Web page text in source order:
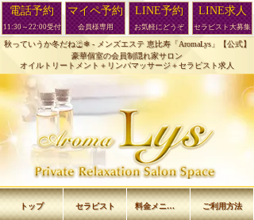
秋っていうか冬だね☃❄ - メンズエステ 恵比寿「AromaLys」【公式】
豪華個室の会員制隠れ家サロン
オイルトリートメント＋リンパマッサージ＋セラピスト求人
トップ セラピスト 料金メニュー ご利用方法
電話予約
11:30～22:00受付
マイペ予約
会員様専用
LINE予約
お気軽にどうぞ
LINE求人
セラピスト大募集